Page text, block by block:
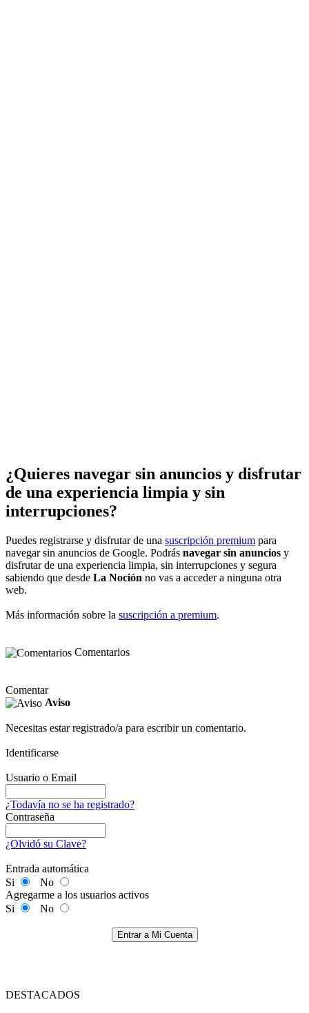
¿Quieres navegar sin anuncios y disfrutar
de una experiencia limpia y sin
interrupciones?
Puedes registrarse y disfrutar de una suscripción premium para
navegar sin anuncios de Google. Podrás navegar sin anuncios y
disfrutar de una experiencia limpia, sin interrupciones y segura
sabiendo que desde La Noción no vas a acceder a ninguna otra
web.
Más información sobre la suscripción a premium.
Comentarios
Comentar
Aviso
Necesitas estar registrado/a para escribir un comentario.
Identificarse
Usuario o Email
¿Todavía no se ha registrado?
Contraseña
¿Olvidó su Clave?
Entrada automática
Si
No
Agregarme a los usuarios activos
Si
No
Entrar a Mi Cuenta
DESTACADOS